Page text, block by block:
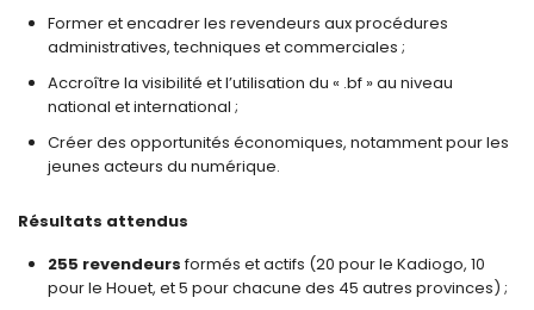
Former et encadrer les revendeurs aux procédures
administratives, techniques et commerciales ;
Accroître la visibilité et l’utilisation du « .bf » au niveau
national et international ;
Créer des opportunités économiques, notamment pour les
jeunes acteurs du numérique.
Résultats attendus
255 revendeursformés et actifs (20 pour le Kadiogo, 10
pour le Houet, et 5 pour chacune des 45 autres provinces) ;